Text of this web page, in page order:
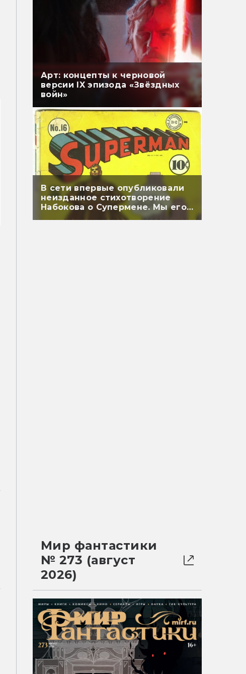
Арт: концепты к черновой
версии IX эпизода «Звёздных
войн»
В сети впервые опубликовали
неизданное стихотворение
Набокова о Супермене. Мы его
перевели
Мир фантастики
№ 273 (август
2026)